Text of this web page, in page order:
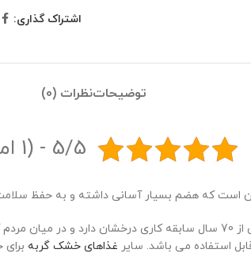
اشتراک گذاری:
توضیحاتنظرات (0)
5/5 - (1 امتیاز)
است که هضم بسیار آسانی داشته و به حفظ
محصولات شرکت جوسرا از کیفیت بسیار بالایی برخوردار هستند. این
استفاده می باشد. سایر غذاهای خشک گربه